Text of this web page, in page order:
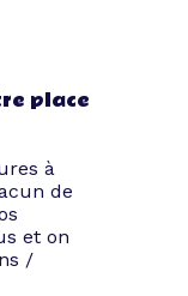
place
à
de
et on
/